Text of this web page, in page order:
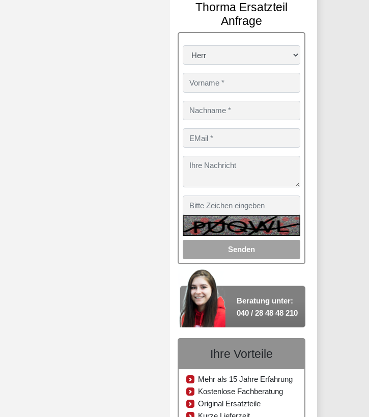
Thorma Ersatzteil
Anfrage
Senden
Beratung unter:
040 / 28 48 48 210
Ihre Vorteile
Mehr als 15 Jahre Erfahrung
Kostenlose Fachberatung
Original Ersatzteile